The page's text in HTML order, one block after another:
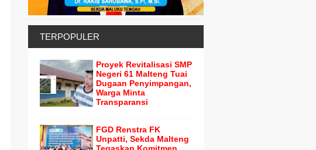
TERPOPULER
Proyek Revitalisasi SMP
Negeri 61 Malteng Tuai
Dugaan Penyimpangan,
Warga Minta
Transparansi
FGD Renstra FK
Unpatti, Sekda Malteng